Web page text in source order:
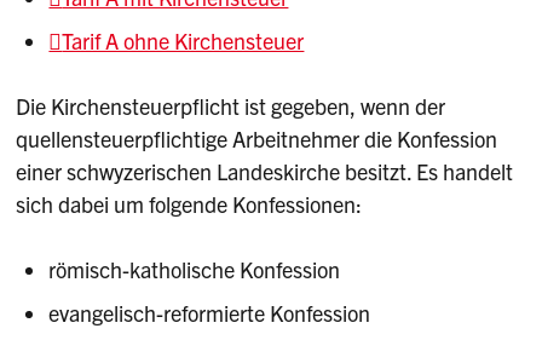
Tarif A ohne Kirchensteuer
Die Kirchensteuerpflicht ist gegeben, wenn der
quellensteuerpflichtige Arbeitnehmer die Konfession
einer schwyzerischen Landeskirche besitzt. Es handelt
sich dabei um folgende Konfessionen:
römisch-katholische Konfession
evangelisch-reformierte Konfession